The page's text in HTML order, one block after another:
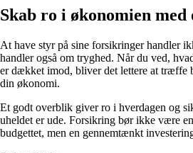
Skab ro i økonomien
At have styr på sine forsikringer handler
handler også om tryghed. Når du ved,
er dækket imod, bliver det lettere at træffe
din økonomi.
Et godt overblik giver ro i hverdagen og
uheldet er ude. Forsikring bør ikke være
budgettet, men en gennemtænkt